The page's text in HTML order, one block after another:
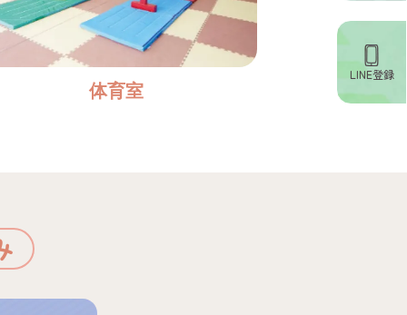
体育室
LINE登録